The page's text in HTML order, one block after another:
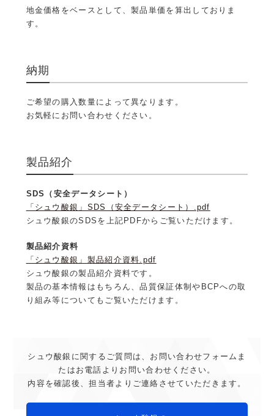
地金価格をベースとして、製品単価を算出しておりま
す。
納期
ご希望の購入数量によって異なります。
お気軽にお問い合わせください。
製品紹介
SDS（安全データシート）
「シュウ酸銀」SDS（安全データシート）.pdf
シュウ酸銀のSDSを上記PDFからご覧いただけます。
製品紹介資料
「シュウ酸銀」製品紹介資料.pdf
シュウ酸銀の製品紹介資料です。
製品の基本情報はもちろん、品質保証体制やBCPへの取
り組み等についてもご覧いただけます。
シュウ酸銀に関するご質問は、お問い合わせフォームま
たは お電話よりお問い合わせください。
内容を確認後、担当者よりご連絡させていただきます。